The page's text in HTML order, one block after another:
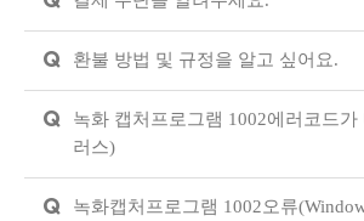
Q 환불 방법 및 규정을 알고 싶어요.
Q
녹화 캡처프로그램 1002에러코드가
러스)
Q 녹화캡처프로그램 1002오류